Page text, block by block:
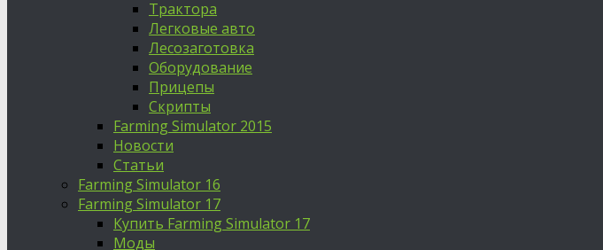
Трактора
Легковые авто
Лесозаготовка
Оборудование
Прицепы
Скрипты
Farming Simulator 2015
Новости
Статьи
Farming Simulator 16
Farming Simulator 17
Купить Farming Simulator 17
Моды